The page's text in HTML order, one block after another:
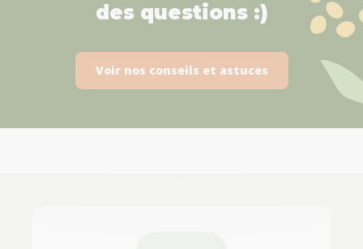
des questions :)
Voir nos conseils et astuces